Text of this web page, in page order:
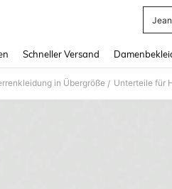
Schneller Versand
in Übergröße / Unterteile für